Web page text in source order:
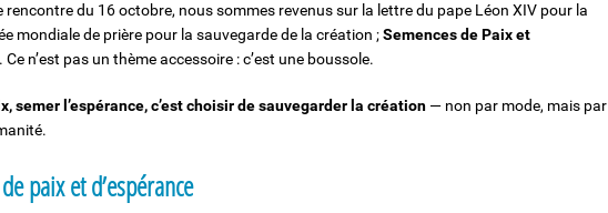
rencontre du 16 octobre, nous sommes revenus sur la lettre du pape Léon XIV pour la
mondiale de prière pour la sauvegarde de la création ;Semences de Paix et
. Ce n’est pas un thème accessoire : c’est une boussole.
semer l’espérance, c’est choisir de sauvegarder la création — non par mode, mais par
paix et d’espérance